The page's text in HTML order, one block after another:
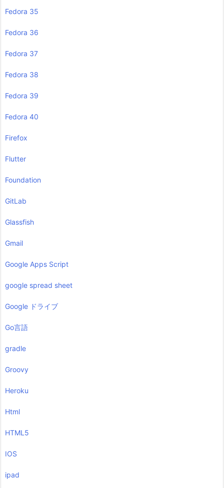
Fedora 35
Fedora 36
Fedora 37
Fedora 38
Fedora 39
Fedora 40
Firefox
Flutter
Foundation
GitLab
Glassfish
Gmail
Google Apps Script
google spread sheet
Google ドライブ
Go言語
gradle
Groovy
Heroku
Html
HTML5
IOS
ipad